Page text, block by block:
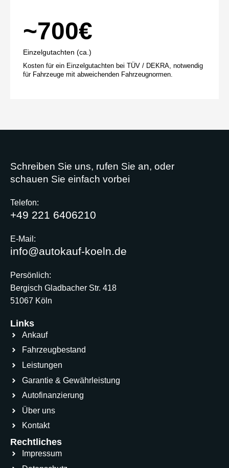
~700€
Einzelgutachten (ca.)
Kosten für ein Einzelgutachten bei TÜV / DEKRA, notwendig
für Fahrzeuge mit abweichenden Fahrzeugnormen.
Schreiben Sie uns, rufen Sie an, oder
schauen Sie einfach vorbei
Telefon:
+49 221 6406210
E-Mail:
info@autokauf-koeln.de
Persönlich:
Bergisch Gladbacher Str. 418
51067 Köln
Links
Ankauf
Fahrzeugbestand
Leistungen
Garantie & Gewährleistung
Autofinanzierung
Über uns
Kontakt
Rechtliches
Impressum